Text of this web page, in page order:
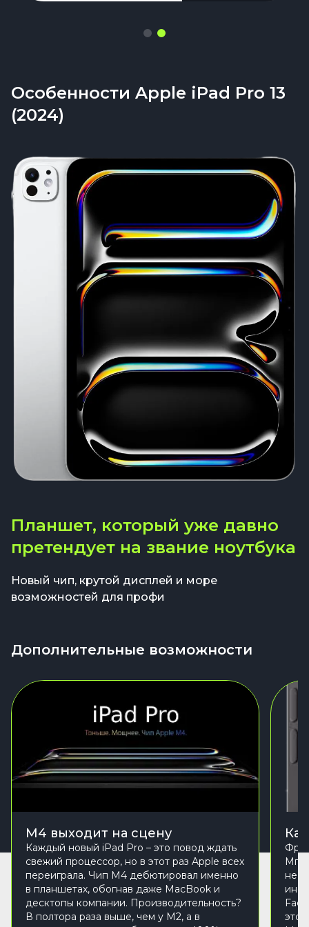
Особенности Apple iPad Pro 13
(2024)
Планшет, который уже давно
претендует на звание ноутбука
Новый чип, крутой дисплей и море
возможностей для профи
Дополнительные возможности
M4 выходит на сцену
Каждый новый iPad Pro – это повод ждать
свежий процессор, но в этот раз Apple всех
переиграла. Чип M4 дебютировал именно
в планшетах, обогнав даже MacBook и
десктопы компании. Производительность?
В полтора раза выше, чем у M2, а в
не
это